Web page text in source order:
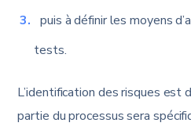
puis à définir les moyens
tests.
L’identification des risques est
partie du processus sera